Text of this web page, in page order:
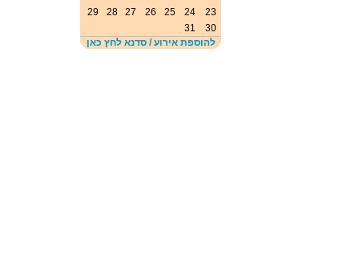
23
24
25
26
27
28
29
30
31
להוספת אירוע / סדנא לחץ כאן